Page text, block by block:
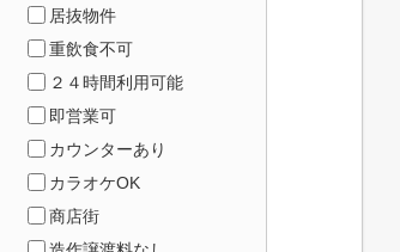
居抜物件
重飲食不可
２４時間利用可能
即営業可
カウンターあり
カラオケOK
商店街